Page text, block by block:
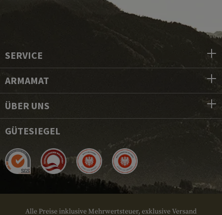
SERVICE
ARMAMAT
ÜBER UNS
GÜTESIEGEL
Alle Preise inklusive Mehrwertsteuer, exklusive Versand